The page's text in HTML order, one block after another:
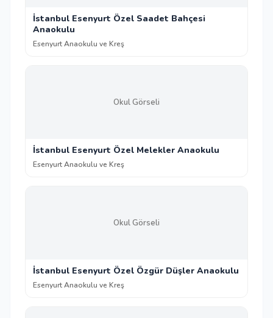
İstanbul Esenyurt Özel Saadet Bahçesi
Anaokulu
Esenyurt Anaokulu ve Kreş
Okul Görseli
İstanbul Esenyurt Özel Melekler Anaokulu
Esenyurt Anaokulu ve Kreş
Okul Görseli
İstanbul Esenyurt Özel Özgür Düşler Anaokulu
Esenyurt Anaokulu ve Kreş